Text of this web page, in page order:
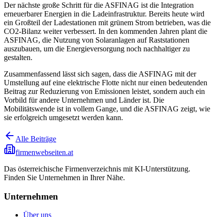
Der nächste große Schritt für die ASFINAG ist die Integration
erneuerbarer Energien in die Ladeinfrastruktur. Bereits heute wird
ein Großteil der Ladestationen mit grünem Strom betrieben, was die
CO2-Bilanz weiter verbessert. In den kommenden Jahren plant die
ASFINAG, die Nutzung von Solaranlagen auf Raststationen
auszubauen, um die Energieversorgung noch nachhaltiger zu
gestalten.
Zusammenfassend lässt sich sagen, dass die ASFINAG mit der
Umstellung auf eine elektrische Flotte nicht nur einen bedeutenden
Beitrag zur Reduzierung von Emissionen leistet, sondern auch ein
Vorbild für andere Unternehmen und Länder ist. Die
Mobilitätswende ist in vollem Gange, und die ASFINAG zeigt, wie
sie erfolgreich umgesetzt werden kann.
Alle Beiträge
firmenwebseiten.at
Das österreichische Firmenverzeichnis mit KI-Unterstützung.
Finden Sie Unternehmen in Ihrer Nähe.
Unternehmen
Über uns